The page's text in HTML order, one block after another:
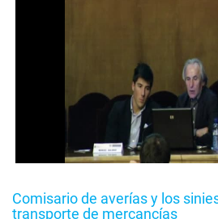
Comisario de averías y los
transporte de mercancías